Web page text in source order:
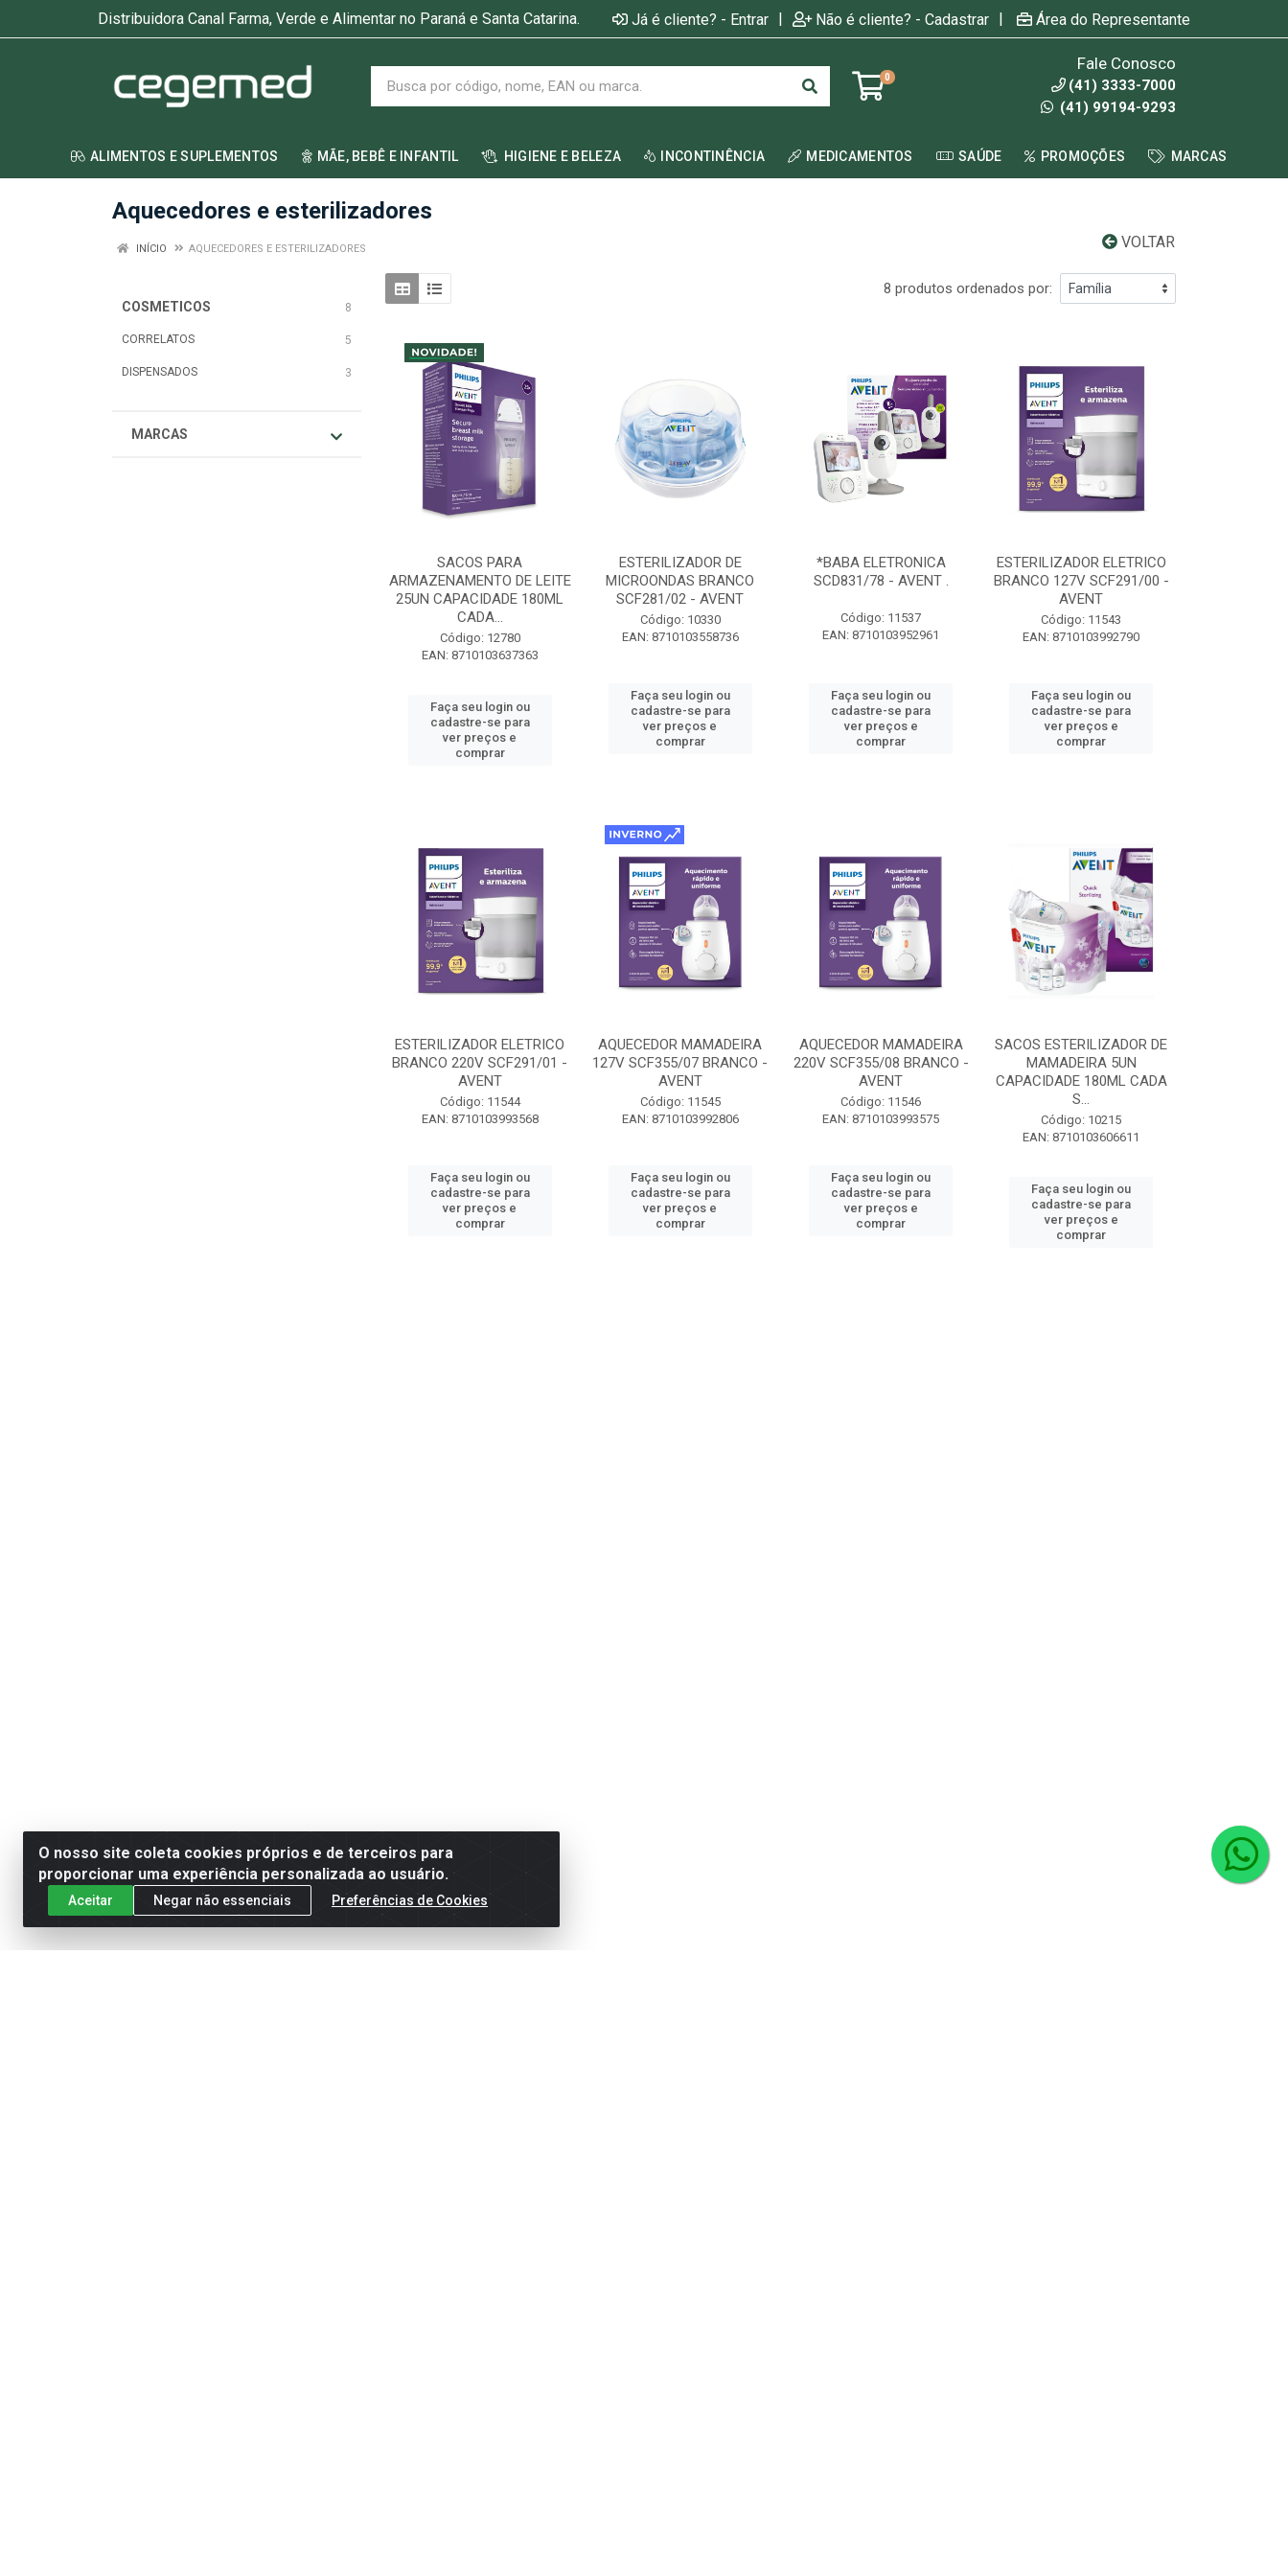
Distribuidora Canal Farma, Verde e Alimentar no Paraná e Santa Catarina. Já é cliente? - Entrar | Não é cliente? - Cadastrar | Área do Representante
0
Fale Conosco
(41) 3333-7000
(41) 99194-9293
ALIMENTOS E SUPLEMENTOS MÃE, BEBÊ E INFANTIL HIGIENE E BELEZA INCONTINÊNCIA MEDICAMENTOS SAÚDE PROMOÇÕES MARCAS
Aquecedores e esterilizadores
VOLTAR
INÍCIO AQUECEDORES E ESTERILIZADORES
COSMETICOS 8
CORRELATOS 5
DISPENSADOS 3
MARCAS
8 produtos ordenados por:
SACOS PARA
ARMAZENAMENTO DE LEITE
25UN CAPACIDADE 180ML
CADA...
Código: 12780
EAN: 8710103637363
Faça seu login ou
cadastre-se para
ver preços e
comprar
ESTERILIZADOR DE
MICROONDAS BRANCO
SCF281/02 - AVENT
Código: 10330
EAN: 8710103558736
Faça seu login ou
cadastre-se para
ver preços e
comprar
*BABA ELETRONICA
SCD831/78 - AVENT .
Código: 11537
EAN: 8710103952961
Faça seu login ou
cadastre-se para
ver preços e
comprar
ESTERILIZADOR ELETRICO
BRANCO 127V SCF291/00 -
AVENT
Código: 11543
EAN: 8710103992790
Faça seu login ou
cadastre-se para
ver preços e
comprar
ESTERILIZADOR ELETRICO
BRANCO 220V SCF291/01 -
AVENT
Código: 11544
EAN: 8710103993568
Faça seu login ou
cadastre-se para
ver preços e
comprar
AQUECEDOR MAMADEIRA
127V SCF355/07 BRANCO -
AVENT
Código: 11545
EAN: 8710103992806
Faça seu login ou
cadastre-se para
ver preços e
comprar
AQUECEDOR MAMADEIRA
220V SCF355/08 BRANCO -
AVENT
Código: 11546
EAN: 8710103993575
Faça seu login ou
cadastre-se para
ver preços e
comprar
SACOS ESTERILIZADOR DE
MAMADEIRA 5UN
CAPACIDADE 180ML CADA
S...
Código: 10215
EAN: 8710103606611
Faça seu login ou
cadastre-se para
ver preços e
comprar
O nosso site coleta cookies próprios e de terceiros para
proporcionar uma experiência personalizada ao usuário.
Aceitar Negar não essenciais Preferências de Cookies